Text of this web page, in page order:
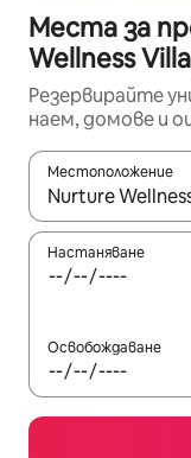
Места за
Wellness
Резервирайте
наем, домове и
Местоположение
Когато
Настаняване
Освобождаване